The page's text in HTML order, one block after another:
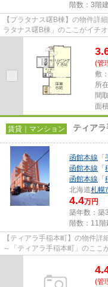
階数：3階建
【プラタナス曙B棟】の物件詳細について 住所：札幌市手稲
ラタナス曙B棟」のここがイチオシ～ ～ ペット（犬・猫）相談可です
(管
敷
所
間
面
賃貸｜マンション ティア
函館本線 「
函館本線 「
函館本線 「
北海道札幌
4.4万円
築年数：築
階数：11階
【ティアラ手稲本町】の物件詳細について 住所：札幌市手稲
～「ティアラ手稲本町」のここがイチオシ～ ～ JR手稲
(管